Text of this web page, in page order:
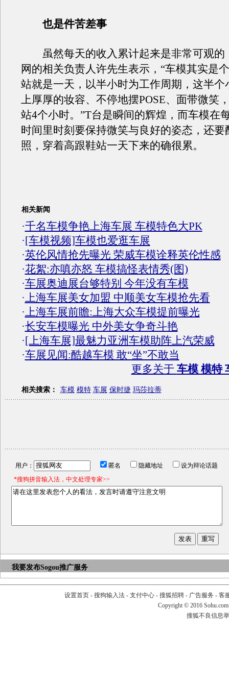
也是件苦差事
虽然每天的收入累计起来是非常可观的
网的相关负责人许先生表示，“车模其实是
站就是一天，以半小时为工作周期，这半个
上厚厚的妆容、不停地摆POSE、面带微笑
站4个小时。”T台是瞬间的辉煌，而车模在
时间里时刻要保持微笑与良好的姿态，还要
照，穿着高跟鞋站一天下来的确很累。
相关新闻
·千名车模争艳上海车展 车模特色大PK
·[车模视频]车模也爱逛车展
·英伦风情抢先曝光 荣威车模诠释英伦性感
·花絮:亦嗔亦怒 车模搞怪表情秀(图)
·车展奥迪展台够特别 今年没有车模
·上海车展美女加盟 中顺美女车模抢先看
·上海车展前瞻:上海大众车模提前曝光
·长安车模曝光 中外美女争奇斗艳
·[上海车展]最魅力亚洲车模助阵上汽荣威
·车展见闻:酷越车模 敢“坐”不敢当
更多关于 车模 模特
相关搜索： 车模 模特 车展 保时捷 玛莎拉蒂
用户： 匿名 隐藏地址
设为辩论话题
*搜狗拼音输入法，中文处理专家>>
我要发布Sogou推广服务
设置首页- 搜狗输入法- 支付中心- 搜狐招聘- 广告服务 - 客
Copyright © 2016
搜狐不良信息